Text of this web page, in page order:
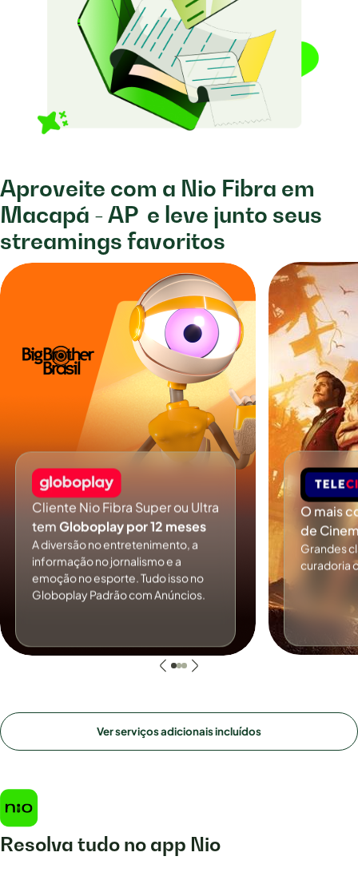
Aproveite com a Nio Fibra em
Macapá - AP e leve junto seus
streamings favoritos
Cliente Nio Fibra Super ou Ultra
temGloboplay por 12 meses
A diversão no entretenimento, a
informação no jornalismo e a
emoção no esporte. Tudo isso no
Globoplay Padrão com Anúncios.
O mais
de
Grandes
curadoria
Ver serviços adicionais incluídos
Resolva tudo no app Nio